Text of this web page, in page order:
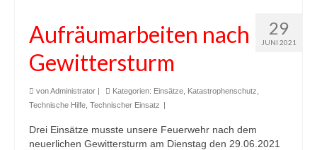
29
JUNI 2021
Aufräumarbeiten nach
Gewittersturm
vonAdministrator | Kategorien: Einsätze Katastrophenschutz
Technische Hilfe Technischer Einsatz |
Drei Einsätze musste unsere Feuerwehr nach dem
neuerlichen Gewittersturm am Dienstag den 29.06.2021